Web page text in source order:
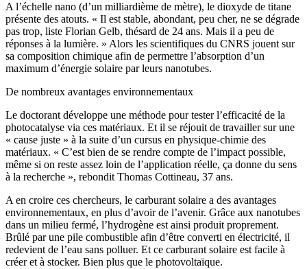
A l’échelle nano (d’un milliardième de mètre), le dioxyde de titane
présente des atouts. « Il est stable, abondant, peu cher, ne se dégrade
pas trop, liste Florian Gelb, thésard de 24 ans. Mais il a peu de
réponses à la lumière. » Alors les scientifiques du CNRS jouent sur
sa composition chimique afin de permettre l’absorption d’un
maximum d’énergie solaire par leurs nanotubes.
De nombreux avantages environnementaux
Le doctorant développe une méthode pour tester l’efficacité de la
photocatalyse via ces matériaux. Et il se réjouit de travailler sur une
« cause juste » à la suite d’un cursus en physique-chimie des
matériaux. « C’est bien de se rendre compte de l’impact possible,
même si on reste assez loin de l’application réelle, ça donne du sens
à la recherche », rebondit Thomas Cottineau, 37 ans.
A en croire ces chercheurs, le carburant solaire a des avantages
environnementaux, en plus d’avoir de l’avenir. Grâce aux nanotubes
dans un milieu fermé, l’hydrogène est ainsi produit proprement.
Brûlé par une pile combustible afin d’être converti en électricité, il
redevient de l’eau sans polluer. Et ce carburant solaire est facile à
créer et à stocker. Bien plus que le photovoltaïque.